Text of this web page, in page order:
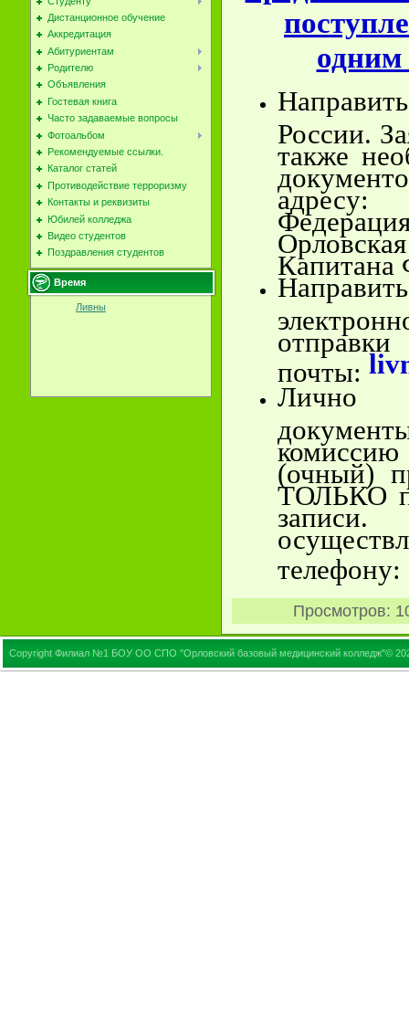
Дистанционное обучение
Аккредитация
Абитуриентам
Родителю
Объявления
Гостевая книга
Часто задаваемые вопросы
Фотоальбом
Рекомендуемые ссылки.
Каталог статей
Противодействие терроризму
Контакты и реквизиты
Юбилей колледжа
Видео студентов
Поздравления студентов
Время
Ливны
одним
России.
также
Капитана
отправки
почты:
Лично
(очный)
ТОЛЬКО
телефону:
Просмотров:
Copyright Филиал №1 БОУ ОО СПО "Орловский базовый медицинский колледж"©